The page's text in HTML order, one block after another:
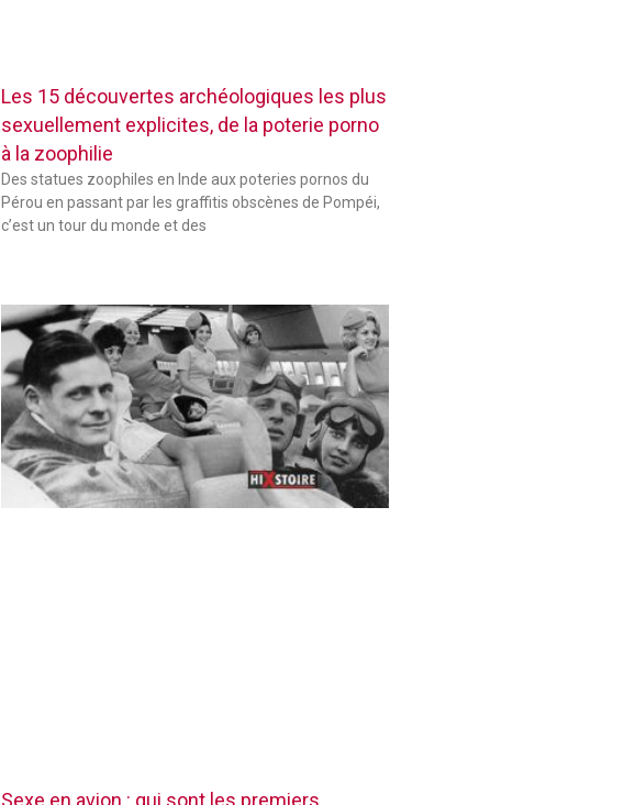
Les 15 découvertes archéologiques les plus
sexuellement explicites, de la poterie porno
à la zoophilie
Des statues zoophiles en Inde aux poteries pornos du
Pérou en passant par les graffitis obscènes de Pompéi,
c’est un tour du monde et des
Sexe en avion : qui sont les premiers